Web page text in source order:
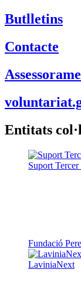
Butlletins
Contacte
Entitats
Suport
Fundació
LaviniaNext